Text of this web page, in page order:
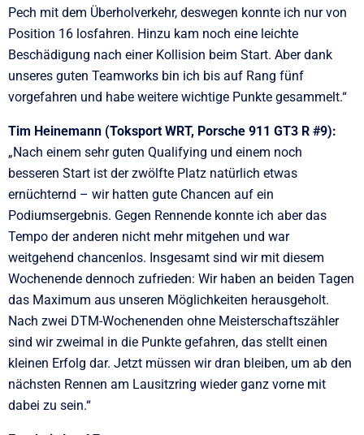
Pech mit dem Überholverkehr, deswegen konnte ich nur von
Position 16 losfahren. Hinzu kam noch eine leichte
Beschädigung nach einer Kollision beim Start. Aber dank
unseres guten Teamworks bin ich bis auf Rang fünf
vorgefahren und habe weitere wichtige Punkte gesammelt.“
Tim Heinemann (Toksport WRT, Porsche 911 GT3 R #9):
„Nach einem sehr guten Qualifying und einem noch
besseren Start ist der zwölfte Platz natürlich etwas
ernüchternd – wir hatten gute Chancen auf ein
Podiumsergebnis. Gegen Rennende konnte ich aber das
Tempo der anderen nicht mehr mitgehen und war
weitgehend chancenlos. Insgesamt sind wir mit diesem
Wochenende dennoch zufrieden: Wir haben an beiden Tagen
das Maximum aus unseren Möglichkeiten herausgeholt.
Nach zwei DTM-Wochenenden ohne Meisterschaftszähler
sind wir zweimal in die Punkte gefahren, das stellt einen
kleinen Erfolg dar. Jetzt müssen wir dran bleiben, um ab den
nächsten Rennen am Lausitzring wieder ganz vorne mit
dabei zu sein.“